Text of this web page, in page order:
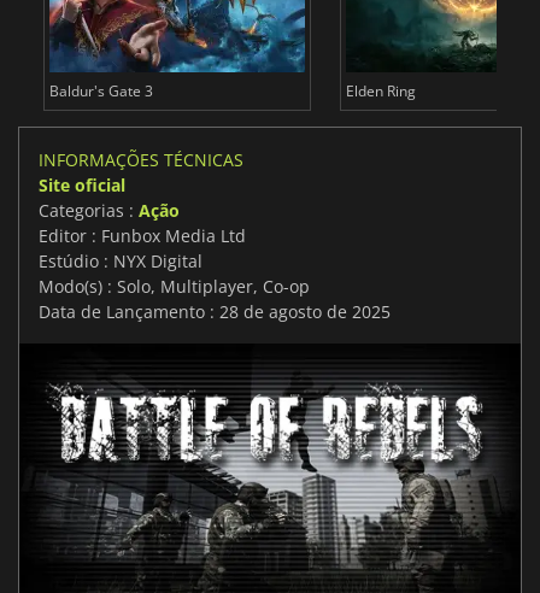
Baldur's Gate 3 Elden Ring
INFORMAÇÕES TÉCNICAS
Site oficial
Categorias : Ação
Editor : Funbox Media Ltd
Estúdio : NYX Digital
Modo(s) : Solo, Multiplayer, Co-op
Data de Lançamento : 28 de agosto de 2025